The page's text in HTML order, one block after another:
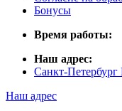
Бонусы
Время работы:
Наш адрес:
Санкт-
Наш адрес